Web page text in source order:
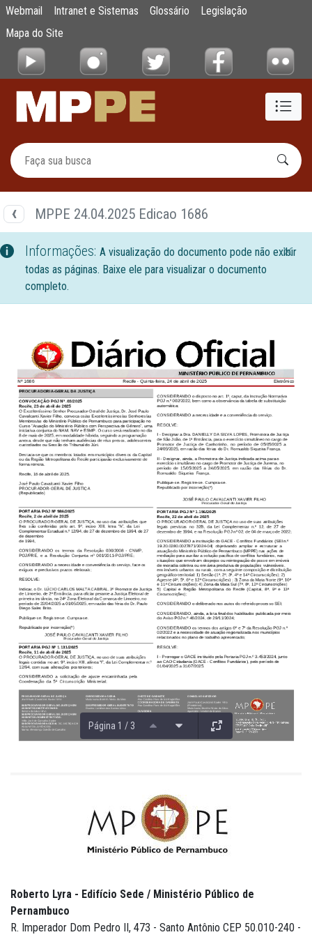
Pular para o Conteúdo principal
Documentos
Webmail Intranet e Sistemas Glossário
Legislação
Mapa do Site
MPPE 24.04.2025 Edicao 1686
Informações: A visualização do documento pode não exibir
todas as páginas. Baixe ele para visualizar o documento
completo.
Página 1 / 3
Roberto Lyra - Edifício Sede / Ministério Público de
Pernambuco
R. Imperador Dom Pedro II, 473 - Santo Antônio CEP 50.010-240 -